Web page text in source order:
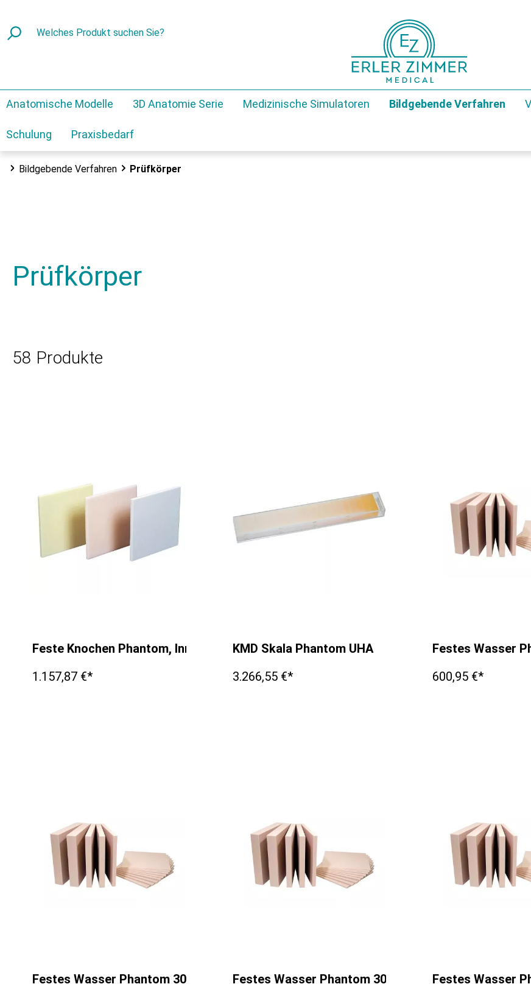
Anatomische Modelle 3D Anatomie Serie Medizinische Simulatoren Bildgebende Verfahren
Schulung Praxisbedarf
Bildgebende Verfahren Prüfkörper
Prüfkörper
58 Produkte
Feste Knochen Phantom, Innerer Knochen 200 x 200 x 20mm
1.157,87 €*
KMD Skala Phantom UHA
3.266,55 €*
Festes Wasser
600,95 €*
Festes Wasser Phantom 300x300x5mmFestes Wasser Phantom 300x300x10mmFestes Wasser